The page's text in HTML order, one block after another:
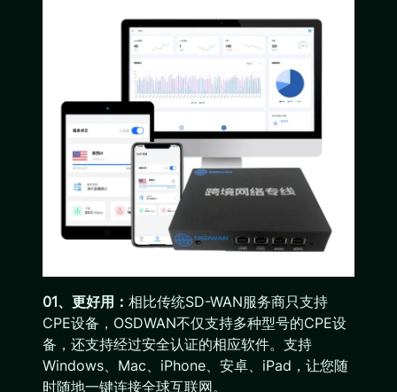
01、更好用： 相比传统SD-WAN服务商只支持
CPE设备，OSDWAN不仅支持多种型号的CPE设
备，还支持经过安全认证的相应软件。支持
Windows、Mac、iPhone、安卓、iPad，让您随
时随地一键连接全球互联网。